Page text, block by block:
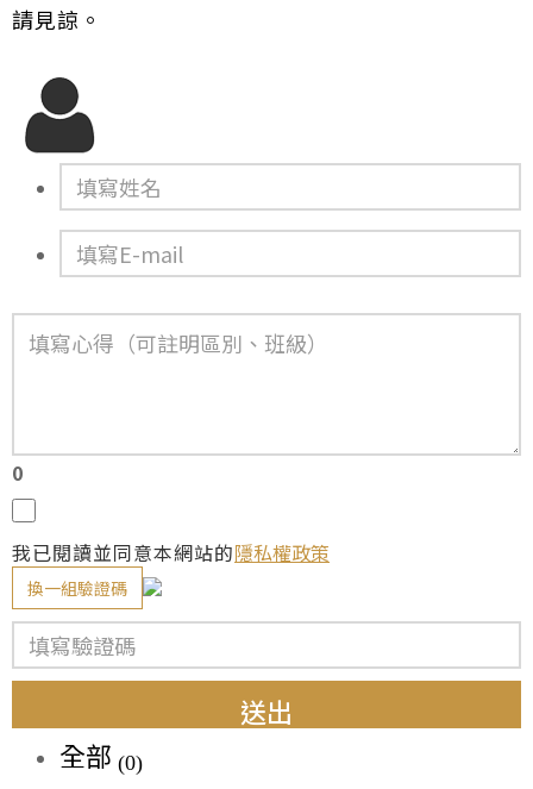
請見諒。
0
我已閱讀並同意本網站的隱私權政策
換一組驗證碼
送出
全部 (0)